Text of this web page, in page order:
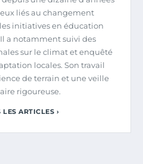
liés au changement
initiatives en éducation
a notamment suivi des
sur le climat et enquêté
locales. Son travail
de terrain et une veille
rigoureuse.
ARTICLES ›